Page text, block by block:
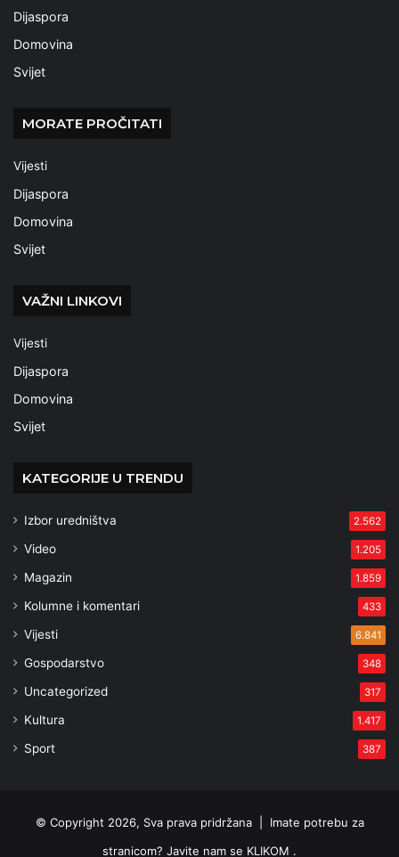
Dijaspora
Domovina
Svijet
MORATE PROČITATI
Vijesti
Dijaspora
Domovina
Svijet
VAŽNI LINKOVI
Vijesti
Dijaspora
Domovina
Svijet
KATEGORIJE U TRENDU
Izbor uredništva 2.562
Video 1.205
Magazin 1.859
Kolumne i komentari 433
Vijesti 6.841
Gospodarstvo 348
Uncategorized 317
Kultura 1.417
Sport 387
© Copyright 2026, Sva prava pridržana | Imate potrebu za
stranicom? Javite nam se KLIKOM .